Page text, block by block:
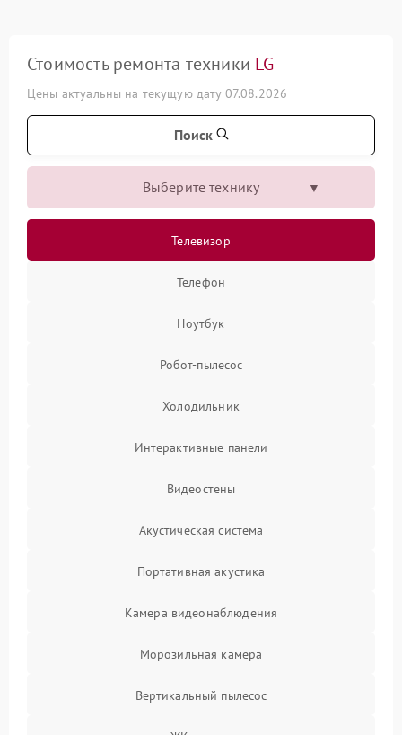
Стоимость ремонта техники LG
Цены актуальны на текущую дату 07.08.2026
Поиск
Выберите технику
Телевизор
Телефон
Ноутбук
Робот-пылесос
Холодильник
Интерактивные панели
Видеостены
Акустическая система
Портативная акустика
Камера видеонаблюдения
Морозильная камера
Вертикальный пылесос